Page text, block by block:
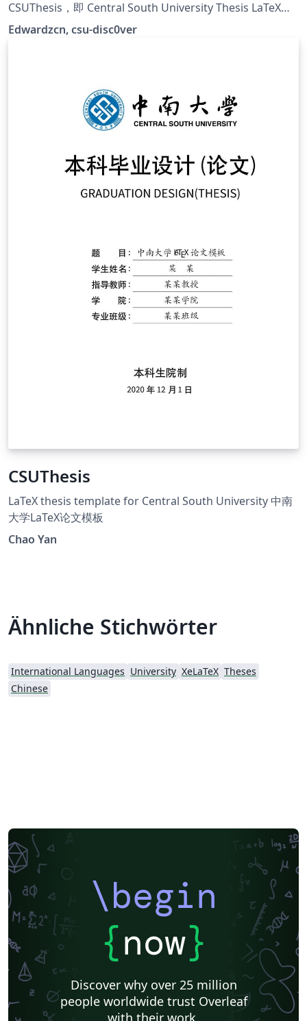
CSUThesis，即 Central South University Thesis LaTeX
Template. 学校的指导文件仅提供大致的格式描述与 word
护，原始仓库地址：https://github.com/disc0ver-csu/csu-
Edwardzcn, csu-disc0ver
CSUThesis
LaTeX thesis template for Central South University 中南
大学LaTeX论文模板
Chao Yan
Ähnliche Stichwörter
International Languages University XeLaTeX Theses
Chinese
\begin
{now}
Discover why over 25 million
people worldwide trust Overleaf
with their work.